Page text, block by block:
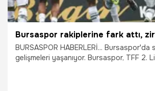
Bursaspor rakiplerine fark attı,
BURSASPOR HABERLERİ... Bursaspor'da
gelişmeleri yaşanıyor. Bursaspor, TFF 2. Lig